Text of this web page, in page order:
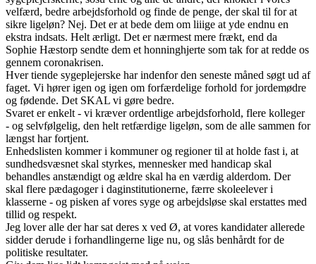
velfærd, bedre arbejdsforhold og finde de penge, der skal til for at
sikre ligeløn? Nej. Det er at bede dem om liiige at yde endnu en
ekstra indsats. Helt ærligt. Det er nærmest mere frækt, end da
Sophie Hæstorp sendte dem et honninghjerte som tak for at redde os
gennem coronakrisen.
Hver tiende sygeplejerske har indenfor den seneste måned søgt ud af
faget. Vi hører igen og igen om forfærdelige forhold for jordemødre
og fødende. Det SKAL vi gøre bedre.
Svaret er enkelt - vi kræver ordentlige arbejdsforhold, flere kolleger
- og selvfølgelig, den helt retfærdige ligeløn, som de alle sammen for
længst har fortjent.
Enhedslisten kommer i kommuner og regioner til at holde fast i, at
sundhedsvæsnet skal styrkes, mennesker med handicap skal
behandles anstændigt og ældre skal ha en værdig alderdom. Der
skal flere pædagoger i daginstitutionerne, færre skoleelever i
klasserne - og pisken af vores syge og arbejdsløse skal erstattes med
tillid og respekt.
Jeg lover alle der har sat deres x ved Ø, at vores kandidater allerede
sidder derude i forhandlingerne lige nu, og slås benhårdt for de
politiske resultater.